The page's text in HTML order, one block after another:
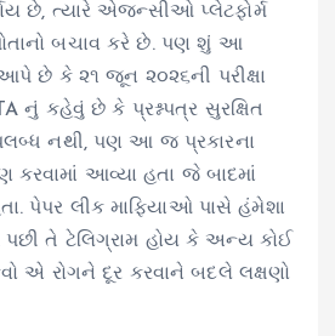
છે, ત્યારે એજન્સીઓ પ્લેટફોર્મ
બચાવ કરે છે. પણ શું આ
છે કે ૨૧ જૂન ૨૦૨૬ની પરીક્ષા
નું કહેવું છે કે પ્રશ્નપત્ર સુરક્ષિત
નથી, પણ આ જ પ્રકારના
કરવામાં આવ્યા હતા જે બાદમાં
પેપર લીક માફિયાઓ પાસે હંમેશા
તે ટેલિગ્રામ હોય કે અન્ય કોઈ
એ રોગને દૂર કરવાને બદલે લક્ષણો